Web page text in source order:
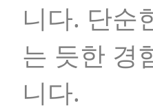
니다. 단순
는 듯한 경
니다.